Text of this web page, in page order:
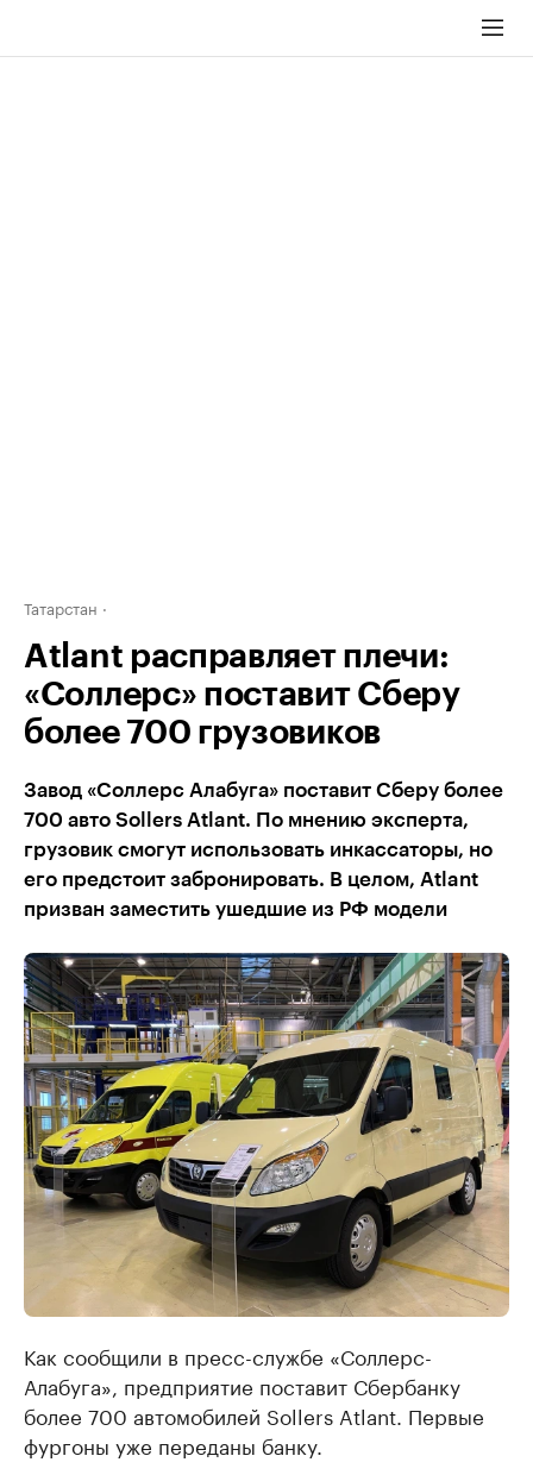
Татарстан
Atlant расправляет плечи:
«Соллерс» поставит Сберу
более 700 грузовиков
Завод «Соллерс Алабуга» поставит Сберу более
700 авто Sollers Atlant. По мнению эксперта,
грузовик смогут использовать инкассаторы, но
его предстоит забронировать. В целом, Atlant
призван заместить ушедшие из РФ модели
Как сообщили в пресс-службе «Соллерс-
Алабуга», предприятие поставит Сбербанку
более 700 автомобилей Sollers Atlant. Первые
фургоны уже переданы банку.